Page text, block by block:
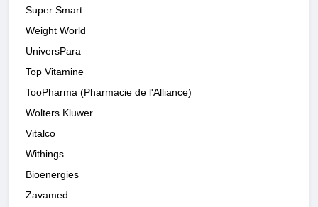
Super Smart
Weight World
UniversPara
Top Vitamine
TooPharma (Pharmacie de l'Alliance)
Wolters Kluwer
Vitalco
Withings
Bioenergies
Zavamed